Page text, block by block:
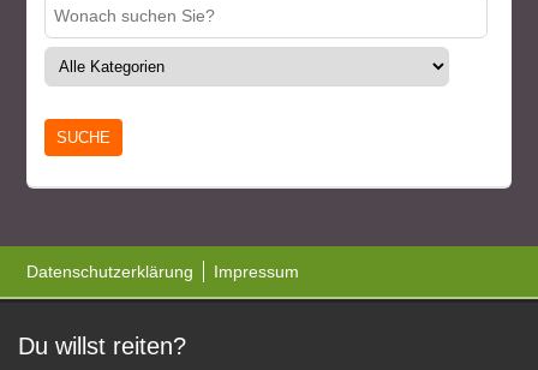
Datenschutzerklärung Impressum
Du willst reiten?